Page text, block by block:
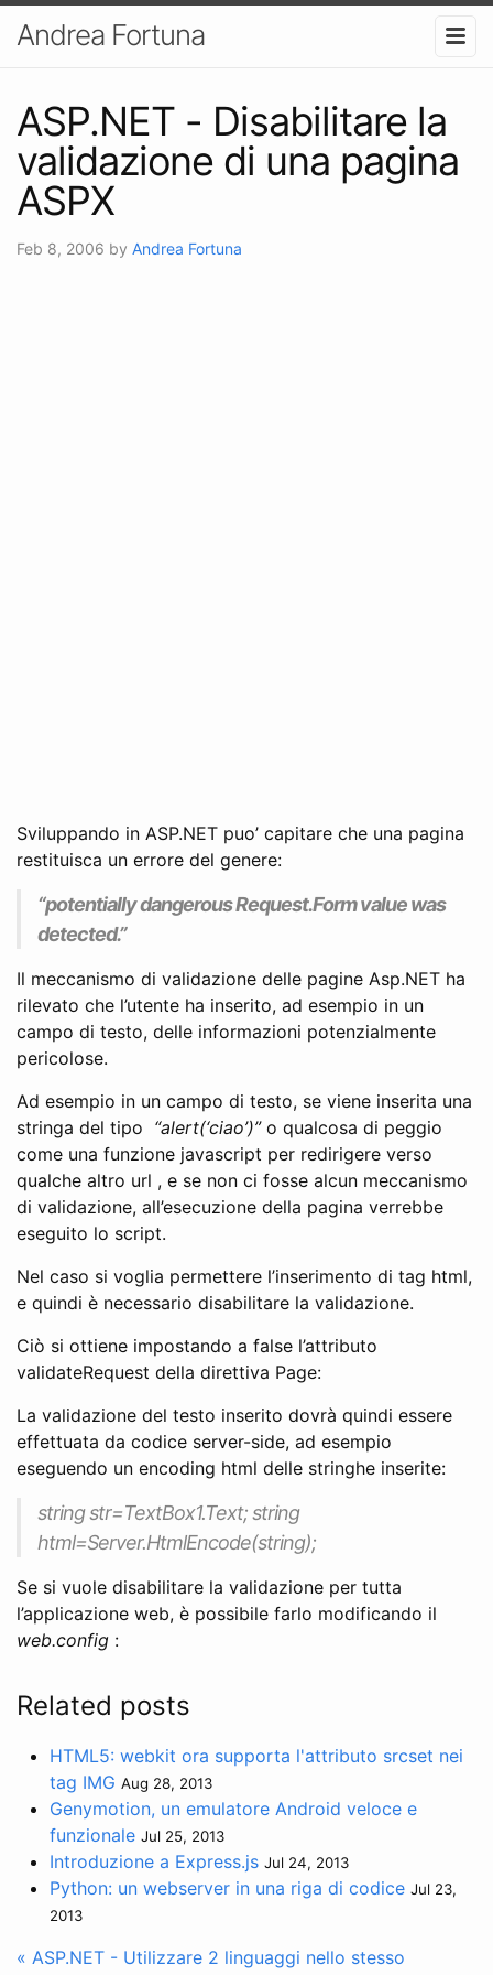
Andrea Fortuna
ASP.NET - Disabilitare la
validazione di una pagina
ASPX
Feb 8, 2006 by Andrea Fortuna
Sviluppando in ASP.NET puo’ capitare che una pagina
restituisca un errore del genere:
“potentially dangerous Request.Form value was
detected.”
Il meccanismo di validazione delle pagine Asp.NET ha
rilevato che l’utente ha inserito, ad esempio in un
campo di testo, delle informazioni potenzialmente
pericolose.
Ad esempio in un campo di testo, se viene inserita una
stringa del tipo “alert(‘ciao’)”o qualcosa di peggio
come una funzione javascript per redirigere verso
qualche altro url , e se non ci fosse alcun meccanismo
di validazione, all’esecuzione della pagina verrebbe
eseguito lo script.
Nel caso si voglia permettere l’inserimento di tag html,
e quindi è necessario disabilitare la validazione.
Ciò si ottiene impostando a false l’attributo
validateRequest della direttiva Page:
La validazione del testo inserito dovrà quindi essere
effettuata da codice server-side, ad esempio
eseguendo un encoding html delle stringhe inserite:
string str=TextBox1.Text; string
html=Server.HtmlEncode(string);
Se si vuole disabilitare la validazione per tutta
l’applicazione web, è possibile farlo modificando il
web.config :
Related posts
HTML5: webkit ora supporta l'attributo srcset nei
tag IMG Aug 28, 2013
Genymotion, un emulatore Android veloce e
funzionale Jul 25, 2013
Introduzione a Express.js Jul 24, 2013
Python: un webserver in una riga di codice Jul 23,
2013
« ASP.NET - Utilizzare 2 linguaggi nello stesso